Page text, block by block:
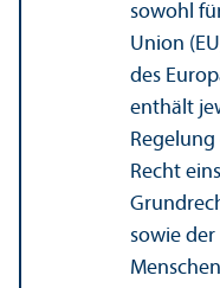
sowohl
Union
des
enthält
Recht
sowie der